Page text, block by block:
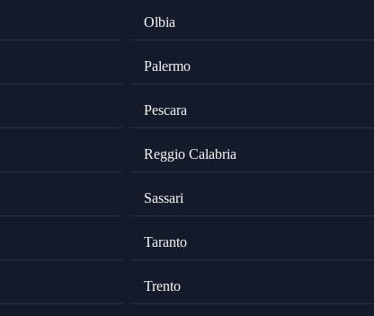
Olbia
Palermo
Pescara
Reggio Calabria
Sassari
Taranto
Trento